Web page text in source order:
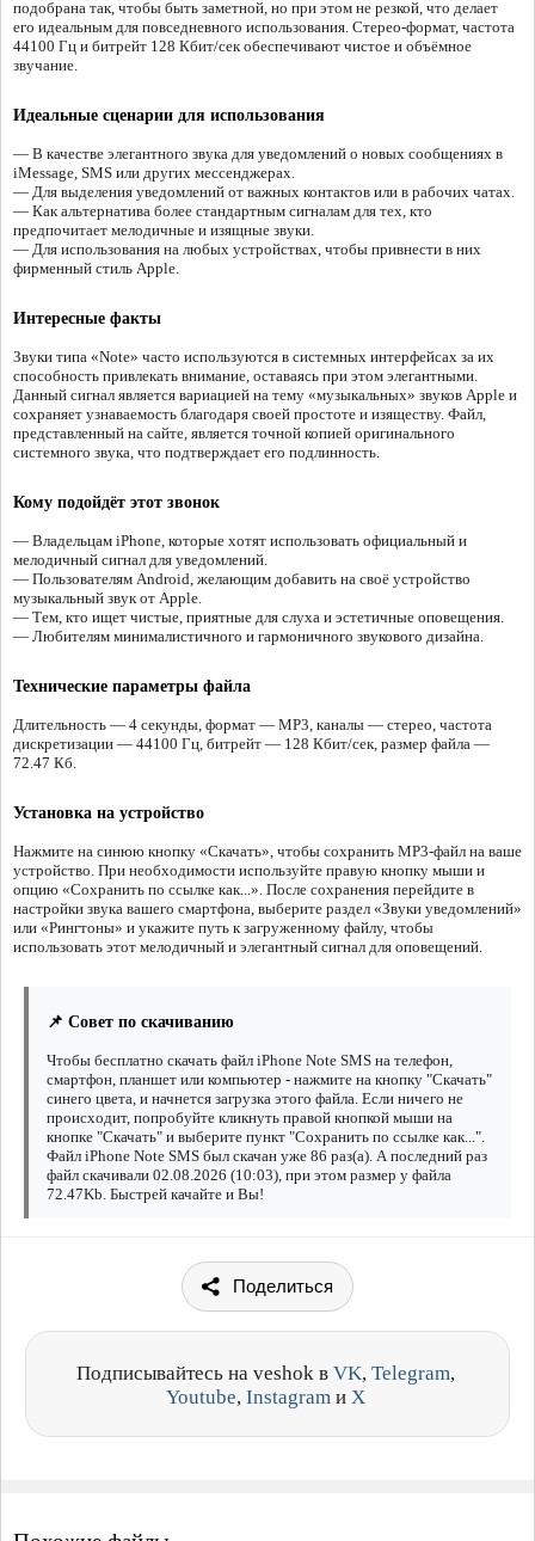
подобрана так, чтобы быть заметной, но при этом не резкой, что делает
его идеальным для повседневного использования. Стерео-формат, частота
44100 Гц и битрейт 128 Кбит/сек обеспечивают чистое и объёмное
звучание.
Идеальные сценарии для использования
— В качестве элегантного звука для уведомлений о новых сообщениях в
iMessage, SMS или других мессенджерах.
— Для выделения уведомлений от важных контактов или в рабочих чатах.
— Как альтернатива более стандартным сигналам для тех, кто
предпочитает мелодичные и изящные звуки.
— Для использования на любых устройствах, чтобы привнести в них
фирменный стиль Apple.
Интересные факты
Звуки типа «Note» часто используются в системных интерфейсах за их
способность привлекать внимание, оставаясь при этом элегантными.
Данный сигнал является вариацией на тему «музыкальных» звуков Apple и
сохраняет узнаваемость благодаря своей простоте и изяществу. Файл,
представленный на сайте, является точной копией оригинального
системного звука, что подтверждает его подлинность.
Кому подойдёт этот звонок
— Владельцам iPhone, которые хотят использовать официальный и
мелодичный сигнал для уведомлений.
— Пользователям Android, желающим добавить на своё устройство
музыкальный звук от Apple.
— Тем, кто ищет чистые, приятные для слуха и эстетичные оповещения.
— Любителям минималистичного и гармоничного звукового дизайна.
Технические параметры файла
Длительность — 4 секунды, формат — MP3, каналы — стерео, частота
дискретизации — 44100 Гц, битрейт — 128 Кбит/сек, размер файла —
72.47 Кб.
Установка на устройство
Нажмите на синюю кнопку «Скачать», чтобы сохранить MP3-файл на ваше
устройство. При необходимости используйте правую кнопку мыши и
опцию «Сохранить по ссылке как...». После сохранения перейдите в
настройки звука вашего смартфона, выберите раздел «Звуки уведомлений»
или «Рингтоны» и укажите путь к загруженному файлу, чтобы
использовать этот мелодичный и элегантный сигнал для оповещений.
📌 Совет по скачиванию
Чтобы бесплатно скачать файл iPhone Note SMS на телефон,
смартфон, планшет или компьютер - нажмите на кнопку "Скачать"
синего цвета, и начнется загрузка этого файла. Если ничего не
происходит, попробуйте кликнуть правой кнопкой мыши на
кнопке "Скачать" и выберите пункт "Сохранить по ссылке как...".
Файл iPhone Note SMS был скачан уже 86 раз(а). А последний раз
файл скачивали 02.08.2026 (10:03), при этом размер у файла
72.47Kb. Быстрей качайте и Вы!
Поделиться
Подписывайтесь на veshok в VK, Telegram,
Youtube, Instagram и X